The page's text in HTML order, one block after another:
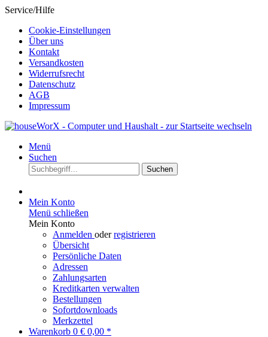
Service/Hilfe
Cookie-Einstellungen
Über uns
Kontakt
Versandkosten
Widerrufsrecht
Datenschutz
AGB
Impressum
Menü
Suchen
Suchen
Mein Konto
Menü schließen
Mein Konto
Anmelden oderregistrieren
Übersicht
Persönliche Daten
Adressen
Zahlungsarten
Kreditkarten verwalten
Bestellungen
Sofortdownloads
Merkzettel
Warenkorb 0 € 0,00 *